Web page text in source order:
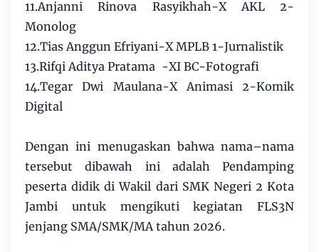
11.Anjanni Rinova Rasyikhah-X AKL 2-
Monolog
12.Tias Anggun Efriyani-X MPLB 1-Jurnalistik
13.Rifqi Aditya Pratama -XI BC-Fotografi
14.Tegar Dwi Maulana-X Animasi 2-Komik
Digital
Dengan ini menugaskan bahwa nama–nama
tersebut dibawah ini adalah Pendamping
peserta didik di Wakil dari SMK Negeri 2 Kota
Jambi untuk mengikuti kegiatan FLS3N
jenjang SMA/SMK/MA tahun 2026.